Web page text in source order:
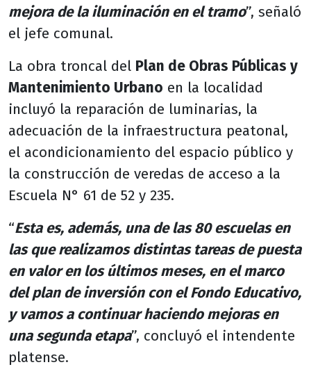
mejora de la iluminación en el tramo”, señaló
el jefe comunal.
La obra troncal del Plan de Obras Públicas y
Mantenimiento Urbano en la localidad
incluyó la reparación de luminarias, la
adecuación de la infraestructura peatonal,
el acondicionamiento del espacio público y
la construcción de veredas de acceso a la
Escuela N° 61 de 52 y 235.
“Esta es, además, una de las 80 escuelas en
las que realizamos distintas tareas de puesta
en valor en los últimos meses, en el marco
del plan de inversión con el Fondo Educativo,
y vamos a continuar haciendo mejoras en
una segunda etapa”, concluyó el intendente
platense.